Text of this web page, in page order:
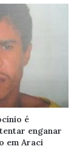
é
enganar
em Araci